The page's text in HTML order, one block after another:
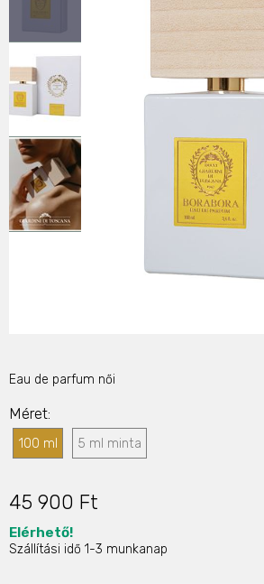
Eau de parfum női
Méret
100 ml 5 ml minta
45 900 Ft
Elérhető!
Szállítási idő 1-3 munkanap